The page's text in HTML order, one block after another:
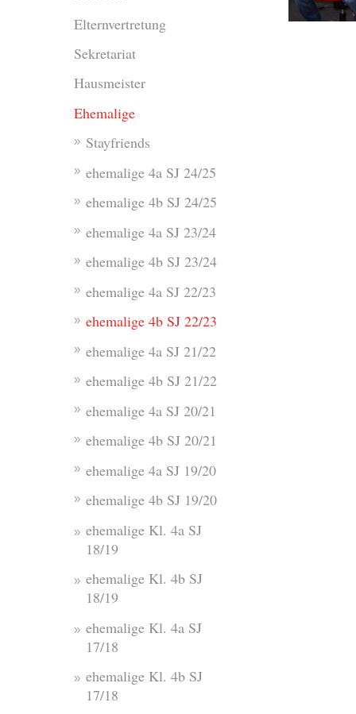
Elternvertretung
Sekretariat
Hausmeister
Ehemalige
Stayfriends
ehemalige 4a SJ 24/25
ehemalige 4b SJ 24/25
ehemalige 4a SJ 23/24
ehemalige 4b SJ 23/24
ehemalige 4a SJ 22/23
ehemalige 4b SJ 22/23
ehemalige 4a SJ 21/22
ehemalige 4b SJ 21/22
ehemalige 4a SJ 20/21
ehemalige 4b SJ 20/21
ehemalige 4a SJ 19/20
ehemalige 4b SJ 19/20
ehemalige Kl. 4a SJ
18/19
ehemalige Kl. 4b SJ
18/19
ehemalige Kl. 4a SJ
17/18
ehemalige Kl. 4b SJ
17/18